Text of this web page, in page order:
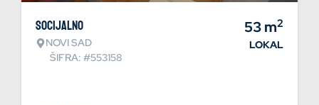
Socijalno
NOVI SAD
ŠIFRA: #553158
53m2
LOKAL